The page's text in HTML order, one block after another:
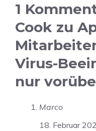
1
Cook zu
Virus-
nur
Marco
18. Februar